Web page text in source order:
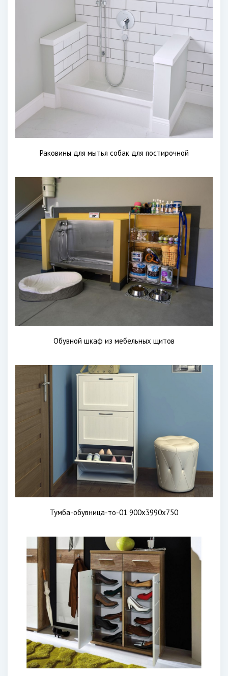
Раковины для мытья собак для постирочной
Обувной шкаф из мебельных щитов
Тумба-обувница-то-01 900х3990х750